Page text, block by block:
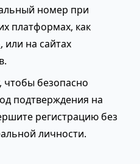
номер при
платформах, как
, или на сайтах
чтобы безопасно
подтверждения на
регистрацию без
личности.